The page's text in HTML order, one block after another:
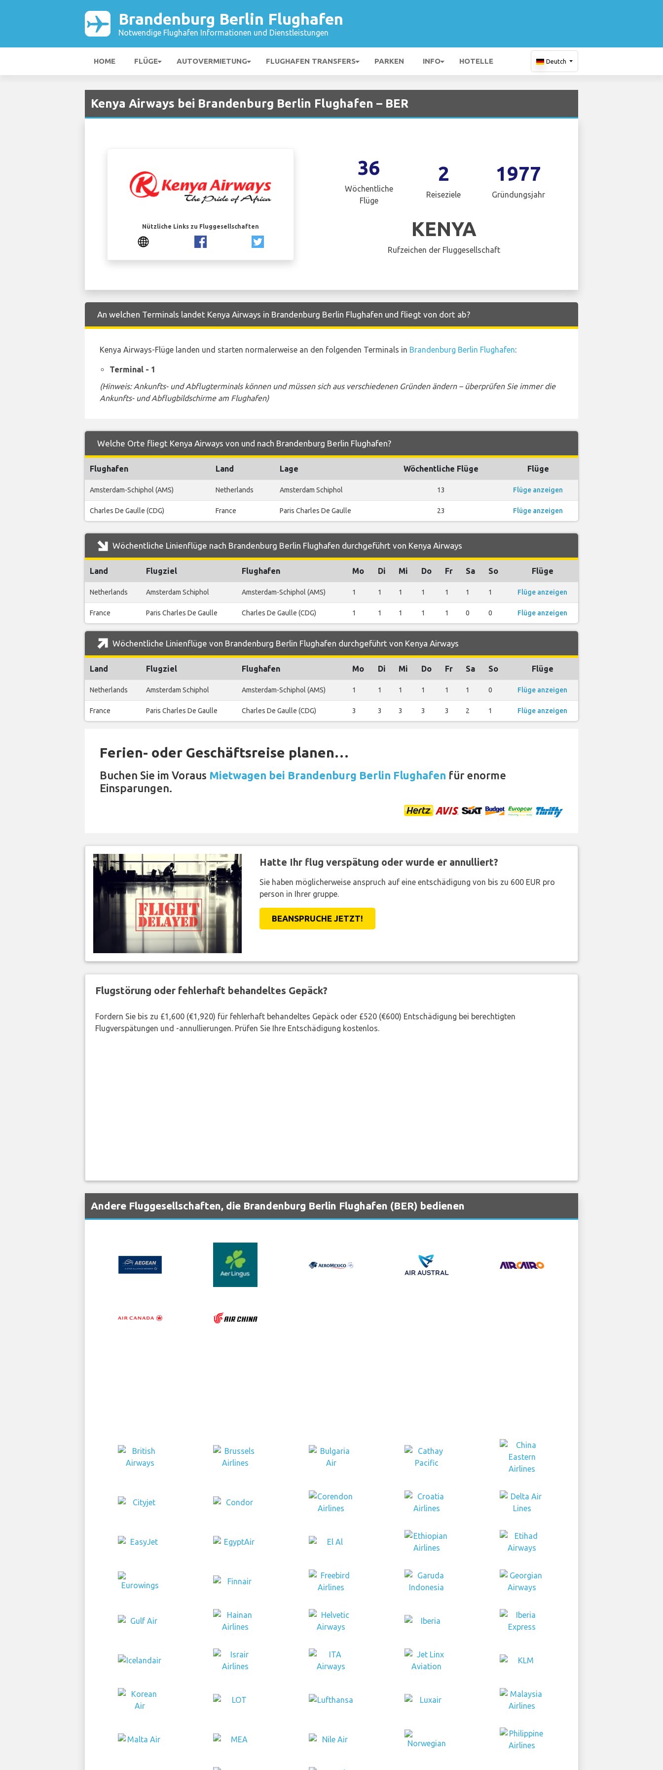
Brandenburg Berlin Flughafen
Notwendige Flughafen Informationen und Dienstleistungen
HOME FLÜGE AUTOVERMIETUNG FLUGHAFEN TRANSFERS PARKEN INFO HOTELLE Deutch
Kenya Airways bei Brandenburg Berlin Flughafen – BER
Nützliche Links zu Fluggesellschaften
36
Wöchentliche
Flüge
2
Reiseziele
1977
Gründungsjahr
KENYA
Rufzeichen der Fluggesellschaft
An welchen Terminals landet Kenya Airways in Brandenburg Berlin Flughafen und fliegt von dort ab?
Kenya Airways-Flüge landen und starten normalerweise an den folgenden Terminals in Brandenburg Berlin Flughafen:
Terminal - 1
(Hinweis: Ankunfts- und Abflugterminals können und müssen sich aus verschiedenen Gründen ändern – überprüfen Sie immer die
Ankunfts- und Abflugbildschirme am Flughafen)
Welche Orte fliegt Kenya Airways von und nach Brandenburg Berlin Flughafen?
Flughafen Land Lage Wöchentliche Flüge Flüge
Amsterdam-Schiphol (AMS) Netherlands Amsterdam Schiphol 13 Flüge anzeigen
Charles De Gaulle (CDG) France Paris Charles De Gaulle 23 Flüge anzeigen
Wöchentliche Linienflüge nach Brandenburg Berlin Flughafen durchgeführt von Kenya Airways
Land Flugziel Flughafen Mo Di Mi Do Fr Sa So Flüge
Netherlands Amsterdam Schiphol Amsterdam-Schiphol (AMS) 1 1 1 1 1 1 1 Flüge anzeigen
France Paris Charles De Gaulle Charles De Gaulle (CDG) 1 1 1 1 1 0 0 Flüge anzeigen
Wöchentliche Linienflüge von Brandenburg Berlin Flughafen durchgeführt von Kenya Airways
Land Flugziel Flughafen Mo Di Mi Do Fr Sa So Flüge
Netherlands Amsterdam Schiphol Amsterdam-Schiphol (AMS) 1 1 1 1 1 1 0 Flüge anzeigen
France Paris Charles De Gaulle Charles De Gaulle (CDG) 3 3 3 3 3 2 1 Flüge anzeigen
Ferien- oder Geschäftsreise planen…
Buchen Sie im Voraus Mietwagen bei Brandenburg Berlin Flughafen für enorme
Einsparungen.
Hatte Ihr flug verspätung oder wurde er annulliert?
Sie haben möglicherweise anspruch auf eine entschädigung von bis zu 600 EUR pro
person in Ihrer gruppe.
BEANSPRUCHE JETZT!
Flugstörung oder fehlerhaft behandeltes Gepäck?
Fordern Sie bis zu £1,600 (€1,920) für fehlerhaft behandeltes Gepäck oder £520 (€600) Entschädigung bei berechtigten
Flugverspätungen und -annullierungen. Prüfen Sie Ihre Entschädigung kostenlos.
Andere Fluggesellschaften, die Brandenburg Berlin Flughafen (BER) bedienen